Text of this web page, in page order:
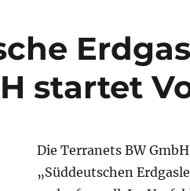
startet
Die Terranets BW
„Süddeutschen